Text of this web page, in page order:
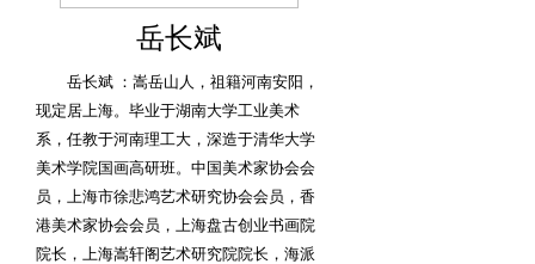
岳长斌
岳长斌 ：嵩岳山人，祖籍河南安阳，
现定居上海。毕业于湖南大学工业美术
系，任教于河南理工大，深造于清华大学
美术学院国画高研班。中国美术家协会会
员，上海市徐悲鸿艺术研究协会会员，香
港美术家协会会员，上海盘古创业书画院
院长，上海嵩轩阁艺术研究院院长，海派